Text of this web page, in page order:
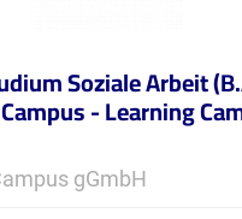
Soziale Arbeit
- Learning
gGmbH